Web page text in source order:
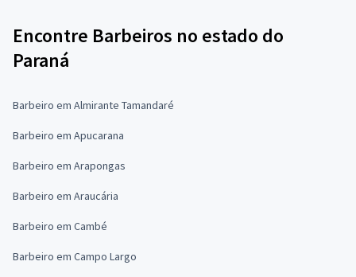
Encontre Barbeiros no estado do
Paraná
Barbeiro em Almirante Tamandaré
Barbeiro em Apucarana
Barbeiro em Arapongas
Barbeiro em Araucária
Barbeiro em Cambé
Barbeiro em Campo Largo